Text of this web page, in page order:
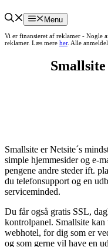
Menu
Vi er finansieret af reklamer - Nogle
reklamer. Læs mere her. Alle
Smallsite er Netsite´s
simple hjemmesider og e-
pengene andre steder ift.
du telefonsupport og en
serviceminded.
Du får også gratis SSL,
kontrolpanel. Smallsite
webhotel, for dig som er
og som gerne vil have en